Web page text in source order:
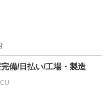
備/日払い/工場・製造